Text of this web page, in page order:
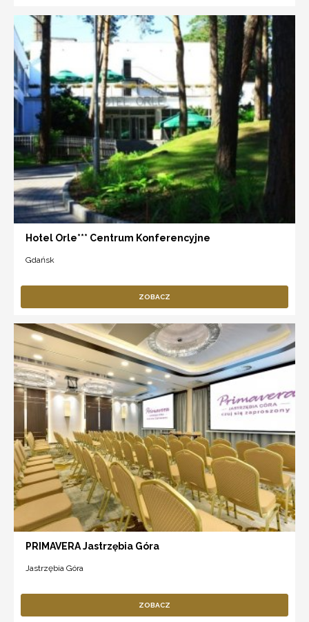
Hotel Orle*** Centrum Konferencyjne
Gdańsk
ZOBACZ
PRIMAVERA Jastrzębia Góra
Jastrzębia Góra
ZOBACZ